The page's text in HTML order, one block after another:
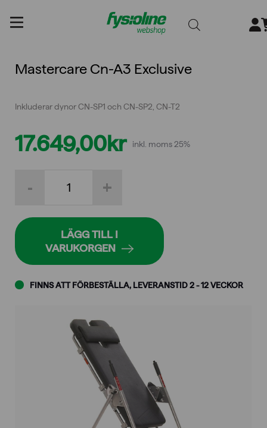
innehållet
Mastercare Cn-A3 Exclusive
Inkluderar dynor CN-SP1 och CN-SP2, CN-T2
17.649,00kr inkl. moms 25%
FINNS ATT FÖRBESTÄLLA, LEVERANSTID 2 - 12 VECKOR
+
mängd
-
LÄGG TILL I
VARUKORGEN